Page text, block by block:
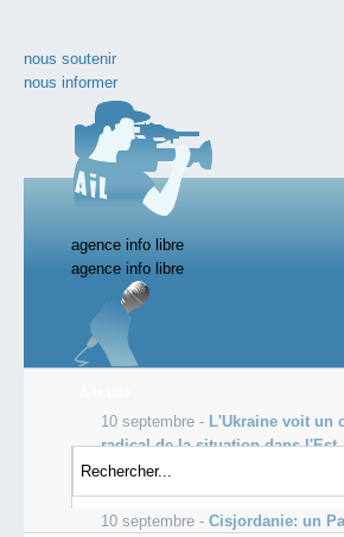
nous soutenir
nous informer
agence info libre
Close
nos productions
toute l'actualité
les vidéos incontournables
agence info libre
10 septembre - L'Ukraine voit un
radical de la situation dans l'Est
10 septembre -
la dégradation d'une cloche de
10 septembre - Cisjordanie: un